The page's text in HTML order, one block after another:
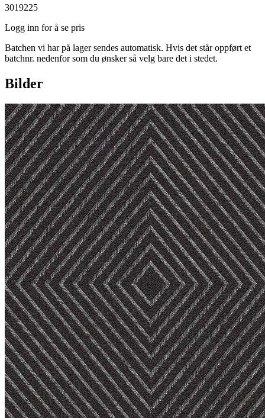
3019225
Logg inn for å se pris
Batchen vi har på lager sendes automatisk. Hvis det står oppført et
batchnr. nedenfor som du ønsker så velg bare det i stedet.
Bilder